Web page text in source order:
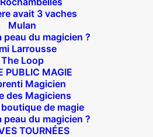
avait 3 vaches
Mulan
peau du magicien ?
Larrousse
The Loop
PUBLIC MAGIE
Magicien
des Magiciens
de magie
peau du magicien ?
TOURNÉES
À l’affiche
Mother
Zone Indigo
de la framboise
fin et fin
The Loop